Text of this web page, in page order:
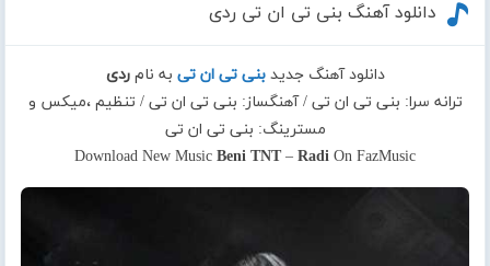
دانلود آهنگ بنی تی ان تی ردی
دانلود آهنگ جدیدبنی تی ان تی به نامردی
ترانه سرا: بنی تی ان تی / آهنگساز: بنی تی ان تی / تنظیم ،میکس و
مسترینگ: بنی تی ان تی
Download New Music Beni TNT– Radi On FazMusic